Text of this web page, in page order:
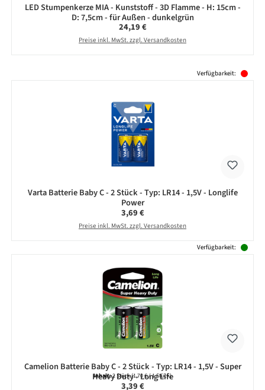
LED Stumpenkerze MIA - Kunststoff - 3D Flamme - H: 15cm -
D: 7,5cm - für Außen - dunkelgrün
Regulärer Preis:
24,19 €
Preise inkl. MwSt. zzgl. Versandkosten
Verfügbarkeit:
Varta Batterie Baby C - 2 Stück - Typ: LR14 - 1,5V - Longlife
Power
Regulärer Preis:
3,69 €
Preise inkl. MwSt. zzgl. Versandkosten
Verfügbarkeit:
Camelion Batterie Baby C - 2 Stück - Typ: LR14 - 1,5V - Super
Heavy Duty - Long Life
Inhalt:2 Stück(1,70 € / 1 Stück)
Regulärer Preis:
3,39 €